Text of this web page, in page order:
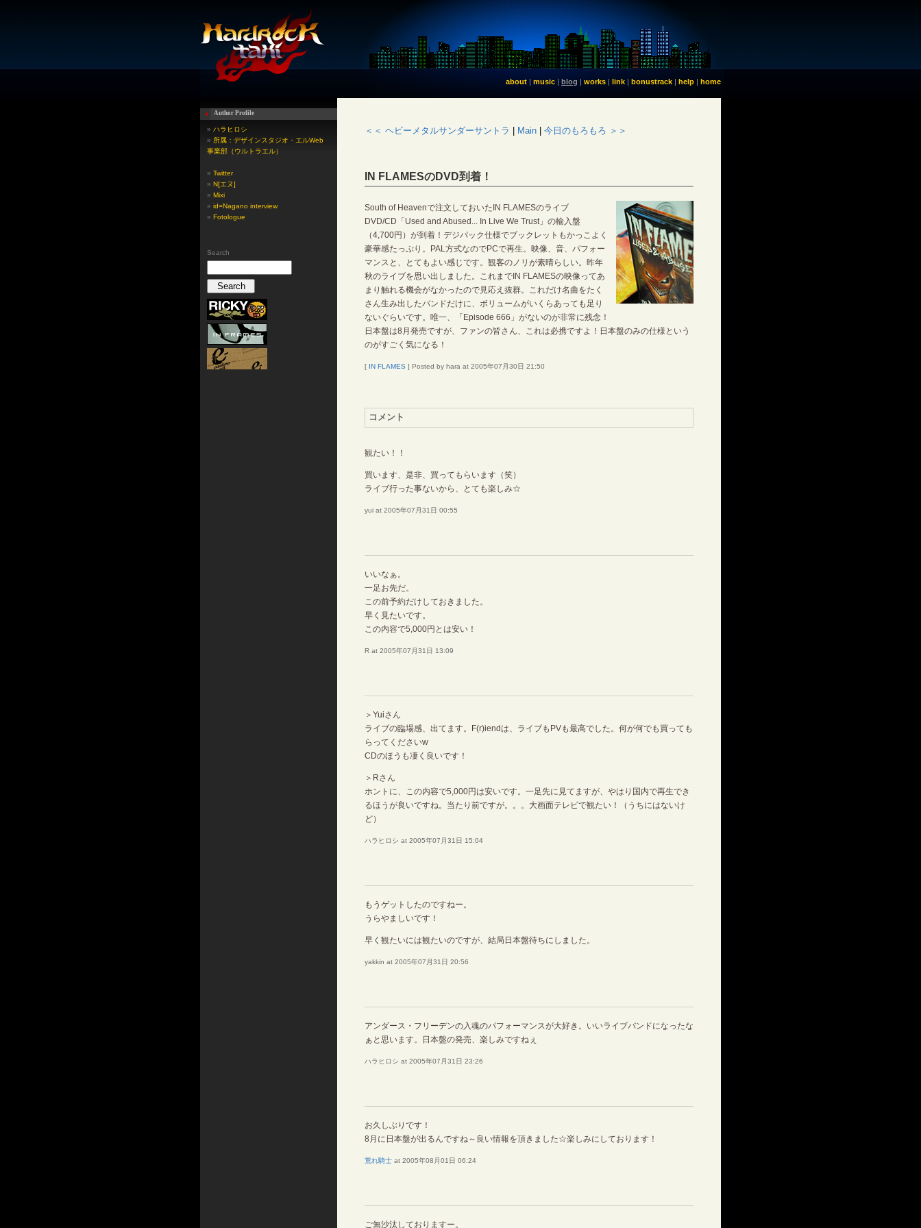
about | music | blog | works | link | bonustrack | help | home
Author Profile
» ハラヒロシ
» 所属：デザインスタジオ・エルWeb
事業部（ウルトラエル）
» Twitter
» N[エヌ]
» Mixi
» id=Nagano interview
» Fotologue
Search
＜＜ ヘビーメタルサンダーサントラ Main 今日のもろもろ ＞＞
IN FLAMESのDVD到着！
South of Heavenで注文しておいたIN FLAMESのライブ
DVD/CD「Used and Abused... In Live We Trust」の輸入盤
（4,700円）が到着！デジパック仕様でブックレットもかっこよく
豪華感たっぷり。PAL方式なのでPCで再生。映像、音、パフォー
マンスと、とてもよい感じです。観客のノリが素晴らしい。昨年
秋のライブを思い出しました。これまでIN FLAMESの映像ってあ
まり触れる機会がなかったので見応え抜群。これだけ名曲をたく
さん生み出したバンドだけに、ボリュームがいくらあっても足り
ないぐらいです。唯一、「Episode 666」がないのが非常に残念！
日本盤は8月発売ですが、ファンの皆さん、これは必携ですよ！日本盤のみの仕様という
のがすごく気になる！
[ IN FLAMES ] Posted by hara at 2005年07月30日 21:50
コメント
観たい！！
買います、是非、買ってもらいます（笑）
ライブ行った事ないから、とても楽しみ☆
yui at 2005年07月31日 00:55
いいなぁ。
一足お先だ。
この前予約だけしておきました。
早く見たいです。
この内容で5,000円とは安い！
R at 2005年07月31日 13:09
＞Yuiさん
ライブの臨場感、出てます。F(r)iendは、ライブもPVも最高でした。何が何でも買っても
らってくださいw
CDのほうも凄く良いです！
＞Rさん
ホントに、この内容で5,000円は安いです。一足先に見てますが、やはり国内で再生でき
るほうが良いですね。当たり前ですが。。。大画面テレビで観たい！（うちにはないけ
ど）
ハラヒロシ at 2005年07月31日 15:04
もうゲットしたのですねー。
うらやましいです！
早く観たいには観たいのですが、結局日本盤待ちにしました。
yakkin at 2005年07月31日 20:56
アンダース・フリーデンの入魂のパフォーマンスが大好き。いいライブバンドになったな
ぁと思います。日本盤の発売、楽しみですねぇ
ハラヒロシ at 2005年07月31日 23:26
お久しぶりです！
8月に日本盤が出るんですね～良い情報を頂きました☆楽しみにしております！
荒れ騎士 at 2005年08月01日 06:24
ご無沙汰しておりますー。